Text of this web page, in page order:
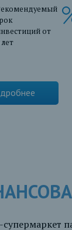
от
лет